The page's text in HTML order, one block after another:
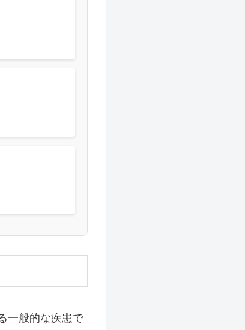
一般的な疾患で